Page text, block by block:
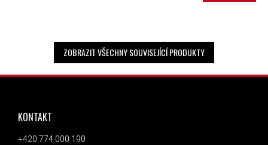
ZOBRAZIT VŠECHNY SOUVISEJÍCÍ PRODUKTY
ZÁPATÍ
KONTAKT
+420 774 000 190